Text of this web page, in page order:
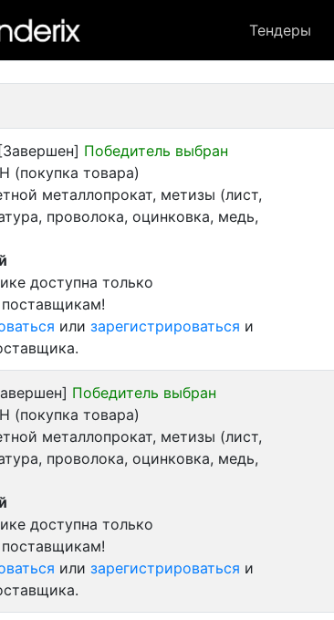
Тендеры
лот
[Завершен] Победитель выбран
(покупка товара)
металлопрокат, метизы (лист,
проволока, оцинковка, медь,
доступна только
или зарегистрироваться и
Победитель выбран
(покупка товара)
металлопрокат, метизы (лист,
проволока, оцинковка, медь,
доступна только
или зарегистрироваться и